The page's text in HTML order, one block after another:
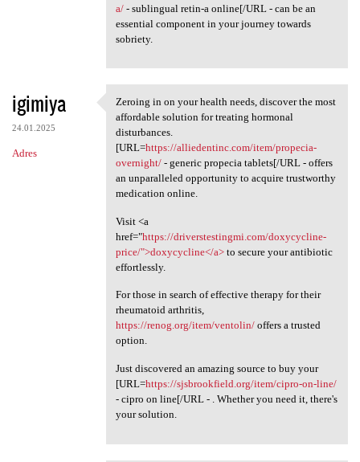
a/- sublingual retin-a online[/URL - can be an
essential component in your journey towards
sobriety.
igimiya
24.01.2025
Adres
Zeroing in on your health
Zeroing in on your health needs, discover the most
affordable solution for treating hormonal
disturbances.
[URL=https://alliedentinc.com/item/propecia-
overnight/- generic propecia tablets[/URL - offers
an unparalleled opportunity to acquire trustworthy
medication online.
Visit <a
href="https://driverstestingmi.com/doxycycline-
price/">doxycycline</a>to secure your antibiotic
effortlessly.
For those in search of effective therapy for their
rheumatoid arthritis,
https://renog.org/item/ventolin/offers a trusted
option.
Just discovered an amazing source to buy your
[URL=https://sjsbrookfield.org/item/cipro-on-line/
- cipro on line[/URL - . Whether you need it, there's
your solution.